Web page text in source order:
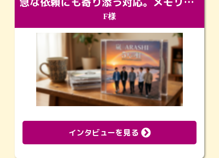
F様
インタビューを見る